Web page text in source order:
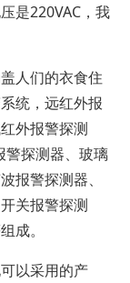
是220VAC，我
人们的衣食住
统，远红外报
外报警探测
警探测器、玻璃
报警探测器、
关报警探测
成。
以采用的产